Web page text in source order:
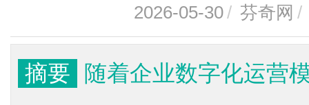
2026-05-30/ 芬奇网 /
摘要
随着企业数字化运营